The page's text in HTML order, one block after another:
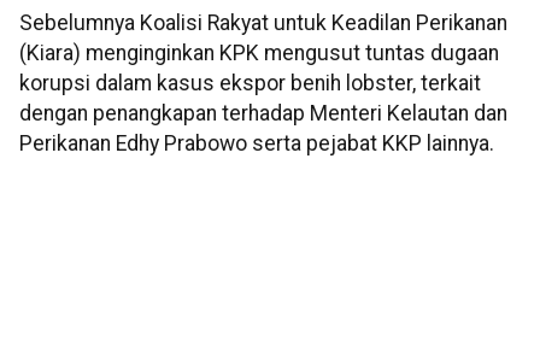
Sebelumnya Koalisi Rakyat untuk Keadilan Perikanan
(Kiara) menginginkan KPK mengusut tuntas dugaan
korupsi dalam kasus ekspor benih lobster, terkait
dengan penangkapan terhadap Menteri Kelautan dan
Perikanan Edhy Prabowo serta pejabat KKP lainnya.